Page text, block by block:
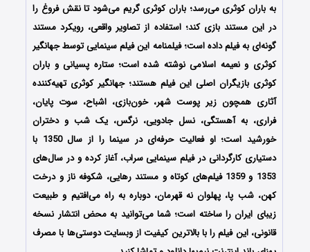
به باران کوثری می‌رسد؛ باران کوثری گریم می‌شود تا نقش فروغ را
در این مستند بازی کند؛ استفاده‌ از تصاویر واقعی، رویکرد مستند
گونه‌ای به فیلم داده است؛ فیلمنامه این فیلم سینمایی توسط جهانگیر
کوثری و نعیمه اسلامی نوشته شده است؛ ستاره پسیانی و باران
کوثری بازیگران اصلی این فیلم هستند؛ جهانگیر کوثری تهیه‌کننده
آثاری همچون زیر پوست شهر، خون‌بازی، اشباح، سوت پایان،
فراری، به آهستگی، نسل جادویی، نرگس، یک شب و دختران
خورشید است؛ او فعالیت حرفه‌ای در سینما را از سال 1350 با
دستیاری کارگردانی در فیلم سینمایی سراب، آغاز کرده و در سال‌های
1353 و 1359 فیلم‌های کوتاه و مستند رهایی، شکوفه ناز و درخت
کهن، شب پا، پهلوان نه قهرمان، دوباره به راه می‌افتیم و طبیعت
زیبای ایران را ساخته‌ است؛ شما می‌توانید به محض انتشار نسخه
قانونی، این فیلم را با بالاترین کیفیت از وبسایت دوستی‌ها با مصرف